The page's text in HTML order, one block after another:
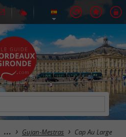
Gujan-Mestras Cap Au Large